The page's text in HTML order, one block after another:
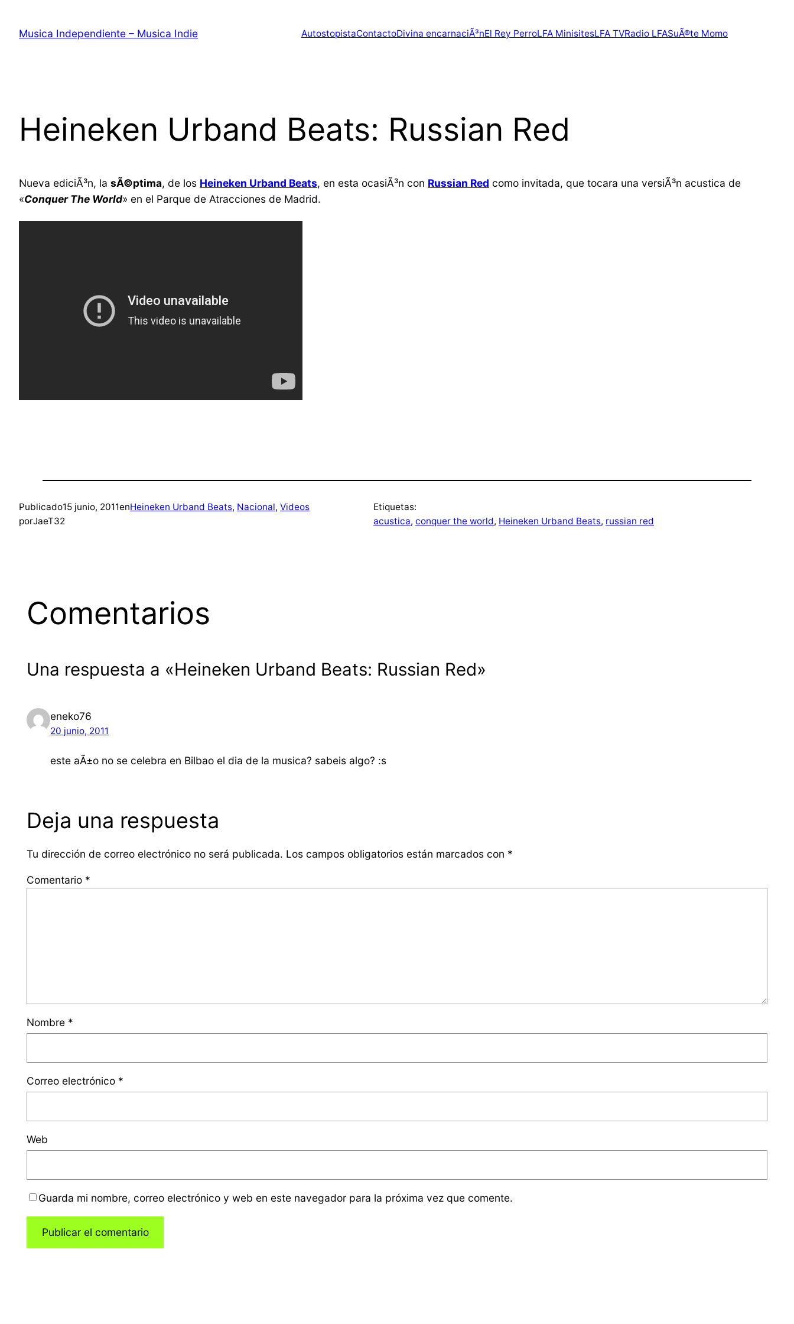
contenido
Musica Independiente – Musica Indie AutostopistaContactoDivina encarnaciÃ³nEl Rey PerroLFA MinisitesLFA TVRadio LFASuÃ®te Momo
Heineken Urband Beats: Russian Red
Nueva ediciÃ³n, la sÃ©ptima, de los Heineken Urband Beats, en esta ocasiÃ³n con Russian Red como invitada, que tocara una versiÃ³n acustica de
«Conquer The World» en el Parque de Atracciones de Madrid.
Publicado15 junio, 2011enHeineken Urband Beats, Nacional, Videos
porJaeT32
Etiquetas:
acustica, conquer the world, Heineken Urband Beats, russian red
Comentarios
Una respuesta a «Heineken Urband Beats: Russian Red»
eneko76
20 junio, 2011
este aÃ±o no se celebra en Bilbao el dia de la musica? sabeis algo? :s
Deja una respuesta
Tu dirección de correo electrónico no será publicada. Los campos obligatorios están marcados con *
Comentario *
Nombre *
Correo electrónico *
Web
Guarda mi nombre, correo electrónico y web en este navegador para la próxima vez que comente.